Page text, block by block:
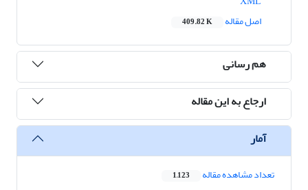
اصل مقاله
409.82 K
هم رسانی
ارجاع به این مقاله
آمار
تعداد مشاهده مقاله 1,123